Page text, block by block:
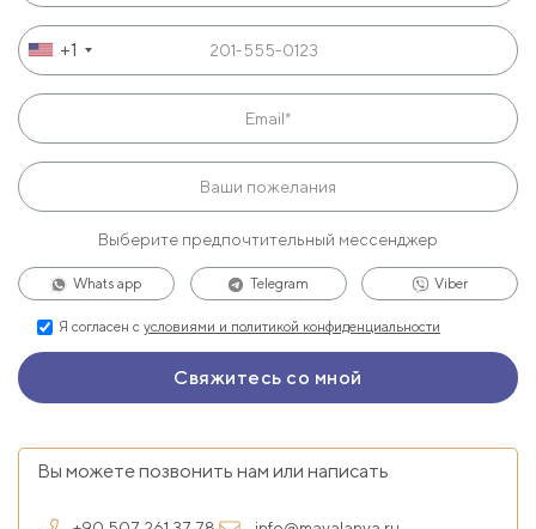
+1
Выберите предпочтительный мессенджер
Whats app Telegram Viber
Я согласен с условиями и политикой конфиденциальности
Вы можете позвонить нам или написать